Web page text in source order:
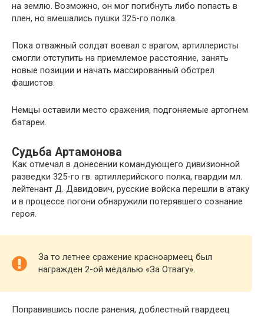
на землю. Возможно, он мог погибнуть либо попасть в
плен, но вмешались пушки 325-го полка.
Пока отважный солдат воевал с врагом, артиллеристы
смогли отступить на приемлемое расстояние, занять
новые позиции и начать массированный обстрел
фашистов.
Немцы оставили место сражения, подгоняемые артогнем
батареи.
Судьба Артамонова
Как отмечал в донесении командующего дивизионной
разведки 325-го гв. артиллерийского полка, гвардии мл.
лейтенант Д. Давидович, русские войска перешли в атаку
и в процессе погони обнаружили потерявшего сознание
героя.
За то летнее сражение красноармеец был
награжден 2-ой медалью «За Отвагу».
Поправившись после ранения, доблестный гвардеец